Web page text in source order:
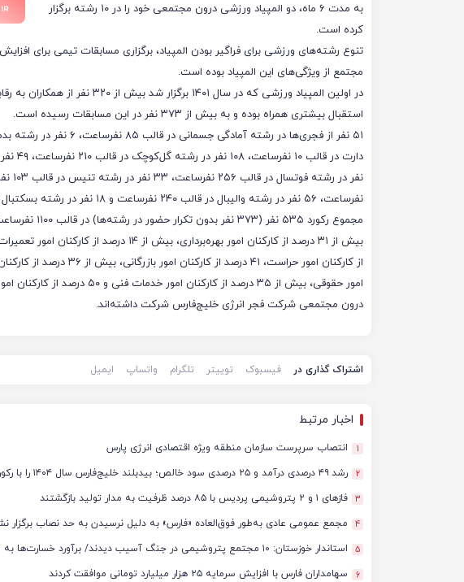
به مدت ۶ ماه، دو المپیاد ورزشی درون مجتمعی خود را در ۱۰ رشته برگزار
کرده است.
تنوع رشته‌های ورزشی برای فراگیر بودن المپیاد، برگزاری مسابقات تیمی برای
مجتمع از ویژگی‌های این المپیاد بوده است.
در اولین المپیاد ورزشی که در سال ۱۴۰۱
استقبال بیشتری همراه بوده و به بیش از ۳۷۳ نفر در این مسابقات رسیده است.
مجموع رکورد ۵۳۵ نفر (۳۷۳ نفر بدون تکرار حضور در رشته‌ها) در قالب ۱۱۰۰ نفرساعت ثبت شده است.
امور حقوقی، بیش از ۳۵ درصد از
درون مجتمعی شرکت فجر انرژی خلیج‌فارس شرکت داشته‌اند.
اشتراک گذاری در فیسبوک توییتر تلگرام واتساپ ایمیل
اخبار مرتبط
1 انتصاب سرپرست سازمان منطقه ویژه اقتصادی انرژی پارس
2 رشد ۴۹ درصدی درآمد و ۲۵ درصدی سود خالص؛ بیدبلند خلیج‌فارس سال ۱۴۰۴ را با رکوردهای جدید به پایان رساند
3 فازهای ۱ و ۲ پتروشیمی پردیس با ۸۵ درصد ظرفیت به مدار تولید بازگشتند
4 مجمع عمومی عادی به‌طور فوق‌العاده «فارس» به دلیل نرسیدن به حد نصاب برگزار
5 استاندار خوزستان: ۱۰ مجتمع پتروشیمی در جنگ آسیب دیدند/ برآورد خسارت‌ها به ۵۰ همت و ۴ میلیارد دلار رسید
6 سهامداران فارس با افزایش سرمایه ۲۵ هزار میلیارد تومانی موافقت کردند